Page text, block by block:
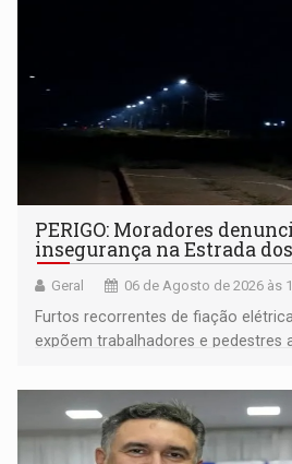
PERIGO: Moradores
insegurança na Estrada
Geral 06 de Agosto de 2026 às
Furtos recorrentes de fiação
expõem trabalhadores e pedestres